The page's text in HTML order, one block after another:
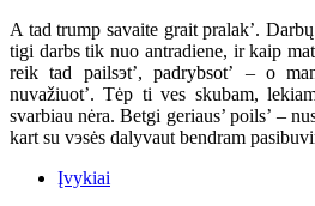
A tad trump savaite grait pralak’.
tigi darbs tik nuo antradiene, ir kaip mat
reik tad pailsэt’, padrybsot’ – o
nuvažiuot’. Tėp ti ves skubam,
svarbiau nėra. Betgi geriaus’ poils’ –
kart su vэsės dalyvaut bendram
Įvykiai